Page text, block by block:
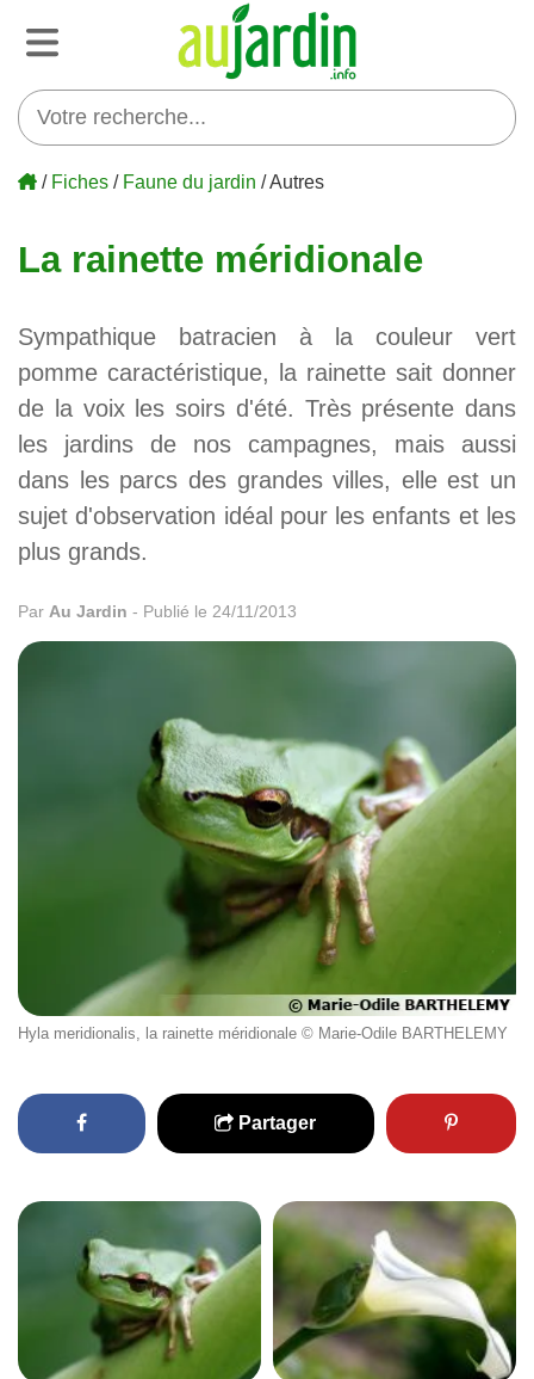
/ Fiches / Faune du jardin / Autres
La rainette méridionale
Sympathique batracien à la couleur vert
pomme caractéristique, la rainette sait donner
de la voix les soirs d'été. Très présente dans
les jardins de nos campagnes, mais aussi
dans les parcs des grandes villes, elle est un
sujet d'observation idéal pour les enfants et les
plus grands.
Par Au Jardin - Publié le 24/11/2013
Hyla meridionalis, la rainette méridionale © Marie-Odile BARTHELEMY
Partager